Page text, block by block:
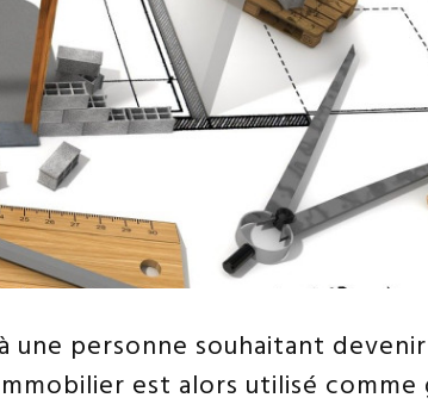
personne souhaitant devenir
est alors utilisé comme